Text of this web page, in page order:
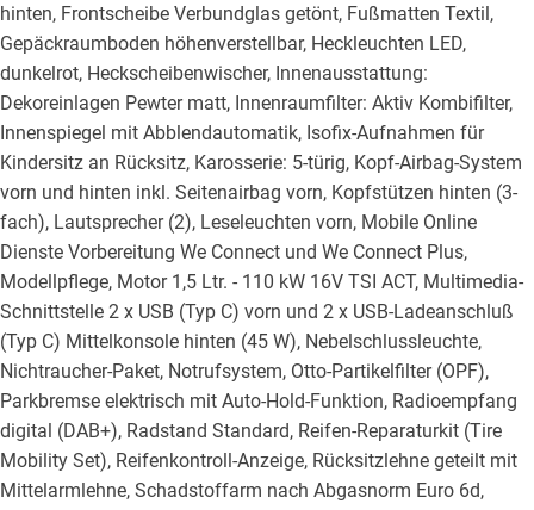
hinten, Frontscheibe Verbundglas getönt, Fußmatten Textil,
Gepäckraumboden höhenverstellbar, Heckleuchten LED,
dunkelrot, Heckscheibenwischer, Innenausstattung:
Dekoreinlagen Pewter matt, Innenraumfilter: Aktiv Kombifilter,
Innenspiegel mit Abblendautomatik, Isofix-Aufnahmen für
Kindersitz an Rücksitz, Karosserie: 5-türig, Kopf-Airbag-System
vorn und hinten inkl. Seitenairbag vorn, Kopfstützen hinten (3-
fach), Lautsprecher (2), Leseleuchten vorn, Mobile Online
Dienste Vorbereitung We Connect und We Connect Plus,
Modellpflege, Motor 1,5 Ltr. - 110 kW 16V TSI ACT, Multimedia-
Schnittstelle 2 x USB (Typ C) vorn und 2 x USB-Ladeanschluß
(Typ C) Mittelkonsole hinten (45 W), Nebelschlussleuchte,
Nichtraucher-Paket, Notrufsystem, Otto-Partikelfilter (OPF),
Parkbremse elektrisch mit Auto-Hold-Funktion, Radioempfang
digital (DAB+), Radstand Standard, Reifen-Reparaturkit (Tire
Mobility Set), Reifenkontroll-Anzeige, Rücksitzlehne geteilt mit
Mittelarmlehne, Schadstoffarm nach Abgasnorm Euro 6d,